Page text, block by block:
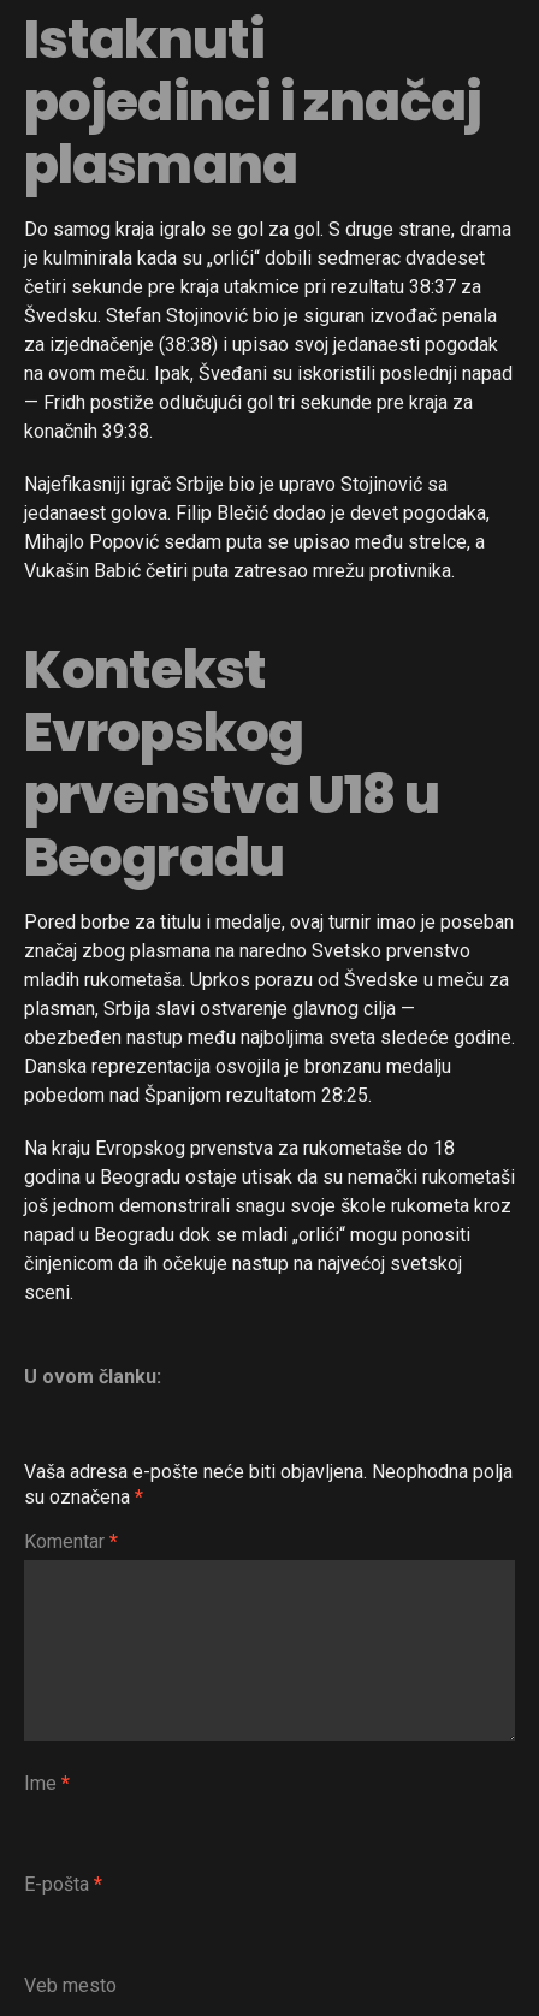
Istaknuti
pojedinci i značaj
plasmana
Do samog kraja igralo se gol za gol. S druge strane, drama
je kulminirala kada su „orlići“ dobili sedmerac dvadeset
četiri sekunde pre kraja utakmice pri rezultatu 38:37 za
Švedsku. Stefan Stojinović bio je siguran izvođač penala
za izjednačenje (38:38) i upisao svoj jedanaesti pogodak
na ovom meču. Ipak, Šveđani su iskoristili poslednji napad
— Fridh postiže odlučujući gol tri sekunde pre kraja za
konačnih 39:38.
Najefikasniji igrač Srbije bio je upravo Stojinović sa
jedanaest golova. Filip Blečić dodao je devet pogodaka,
Mihajlo Popović sedam puta se upisao među strelce, a
Vukašin Babić četiri puta zatresao mrežu protivnika.
Kontekst
Evropskog
prvenstva U18 u
Beogradu
Pored borbe za titulu i medalje, ovaj turnir imao je poseban
značaj zbog plasmana na naredno Svetsko prvenstvo
mladih rukometaša. Uprkos porazu od Švedske u meču za
plasman, Srbija slavi ostvarenje glavnog cilja —
obezbeđen nastup među najboljima sveta sledeće godine.
Danska reprezentacija osvojila je bronzanu medalju
pobedom nad Španijom rezultatom 28:25.
Na kraju Evropskog prvenstva za rukometaše do 18
godina u Beogradu ostaje utisak da su nemački rukometaši
još jednom demonstrirali snagu svoje škole rukometa kroz
napad u Beogradu dok se mladi „orlići“ mogu ponositi
činjenicom da ih očekuje nastup na najvećoj svetskoj
sceni.
U ovom članku:
Vaša adresa e-pošte neće biti objavljena. Neophodna polja
su označena *
Komentar *
Ime *
E-pošta *
Veb mesto